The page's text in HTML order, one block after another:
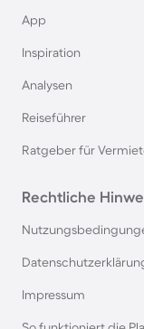
Angelurlaub in
Angelurlaub in
Angelurlaub in
Angelurlaub in
Angelurlaub in
App
Inspiration
Analysen
Reiseführer
Ratgeber für
Rechtliche
Impressum